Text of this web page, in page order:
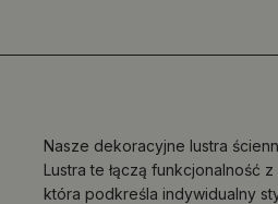
Nasze dekoracyjne lustra
Lustra te łączą funkcjonalność
która podkreśla indywidualny